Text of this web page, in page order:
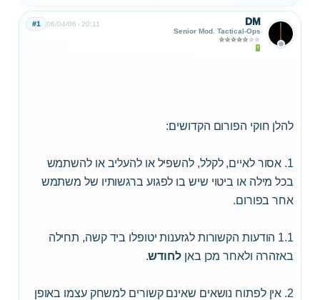
DM
Senior Mod. Tactical-Ops
06/04/06 20:11
#1
להלן חוקי הפורום הקדושים:
1. אסור לאיים, לקלל, להשפיל או להעליב או להשתמש
בכל מילה או ביטוי שיש בו לפגוע ברגשותיו של משתמש
אחר בפורום.
1.1 הודעות הקשורות לגזענות יטופלו ביד קשה, תחילה
באזהרה ולאחר מכן באן לחודש.
2. אין לפתוח נושאים שאינם קשורים למשחק עצמו באופן